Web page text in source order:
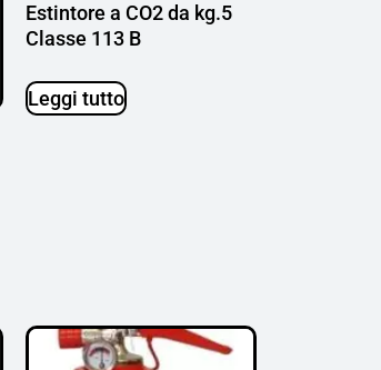
Estintore a CO2 da kg.5
Classe 113 B
Leggi tutto